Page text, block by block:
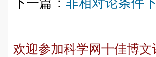
欢迎参加科学网十佳博文